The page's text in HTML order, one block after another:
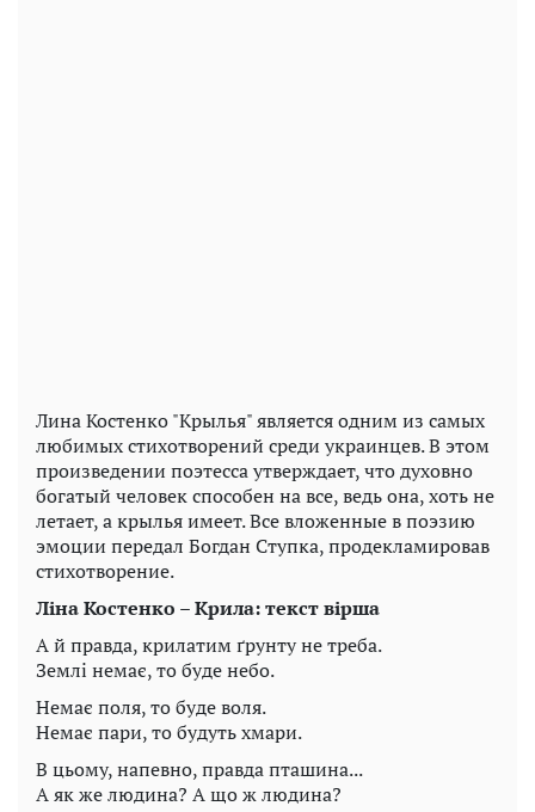
Лина Костенко "Крылья" является одним из самых
любимых стихотворений среди украинцев. В этом
произведении поэтесса утверждает, что духовно
богатый человек способен на все, ведь она, хоть не
летает, а крылья имеет. Все вложенные в поэзию
эмоции передал Богдан Ступка, продекламировав
стихотворение.
Ліна Костенко – Крила: текст вірша
А й правда, крилатим ґрунту не треба.
Землі немає, то буде небо.
Немає поля, то буде воля.
Немає пари, то будуть хмари.
В цьому, напевно, правда пташина...
А як же людина? А що ж людина?